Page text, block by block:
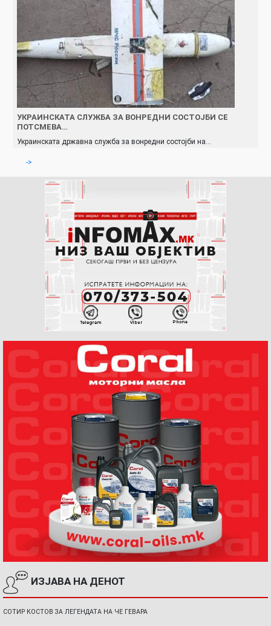
УКРАИНСКАТА СЛУЖБА ЗА ВОНРЕДНИ СОСТОЈБИ СЕ
ПОТСМЕВА…
Украинската државна служба за вонредни состојби на…
->
ИЗЈАВА НА ДЕНОТ
СОТИР КОСТОВ ЗА ЛЕГЕНДАТА НА ЧЕ ГЕВАРА